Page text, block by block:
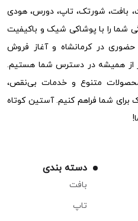
بافت، شورتک، تاپ، دورس، هودی
شما را با پوشاکی شیک و باکیفیت
حضوری در کرمانشاه و آغاز فروش
از همیشه در دسترس شما هستیم.
متنوع و خدمات بی‌نقص،
شما فراهم کنیم. آستین کوتاه
دسته بندی
بافت
تاپ